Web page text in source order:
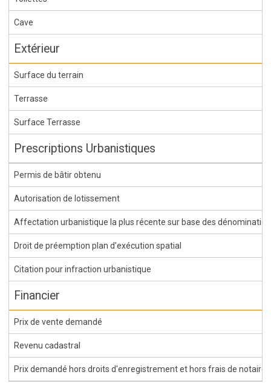
Cave
Extérieur
Surface du terrain
Terrasse
Surface Terrasse
Prescriptions Urbanistiques
Permis de bâtir obtenu
Autorisation de lotissement
Affectation urbanistique la plus récente sur base des
Droit de préemption plan d'exécution spatial
Citation pour infraction urbanistique
Financier
Prix de vente demandé
Revenu cadastral
Prix demandé hors droits d'enregistrement et hors frais de notaire